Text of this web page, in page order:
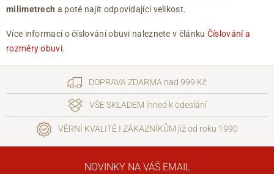
milimetrech a poté najít odpovídající velikost.
Více informací o číslování obuvi naleznete v článku Číslování a
rozměry obuvi.
DOPRAVA ZDARMA nad 999 Kč
VŠE SKLADEM ihned k odeslání
VĚRNÍ KVALITĚ I ZÁKAZNÍKŮM již od roku 1990
NOVINKY NA VÁŠ EMAIL